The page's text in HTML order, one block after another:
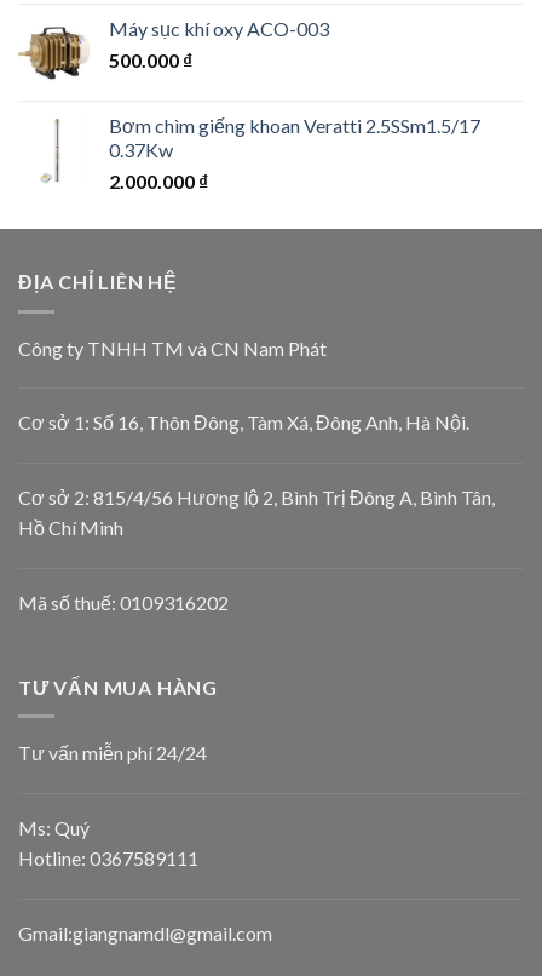
Máy sục khí oxy ACO-003
500.000 ₫
Bơm chìm giếng khoan Veratti 2.5SSm1.5/17
0.37Kw
2.000.000 ₫
ĐỊA CHỈ LIÊN HỆ
Công ty TNHH TM và CN Nam Phát
Cơ sở 1: Số 16, Thôn Đông, Tàm Xá, Đông Anh, Hà Nội.
Cơ sở 2: 815/4/56 Hương lộ 2, Bình Trị Đông A, Bình Tân,
Hồ Chí Minh
Mã số thuế: 0109316202
TƯ VẤN MUA HÀNG
Tư vấn miễn phí 24/24
Ms: Quý
Hotline: 0367589111
Gmail:giangnamdl@gmail.com